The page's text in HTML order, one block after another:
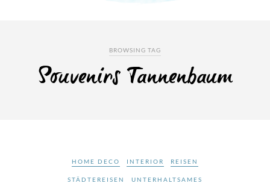
BROWSING TAG
Souvenirs Tannenbaum
HOME DECO INTERIOR REISEN
STÄDTEREISEN UNTERHALTSAMES